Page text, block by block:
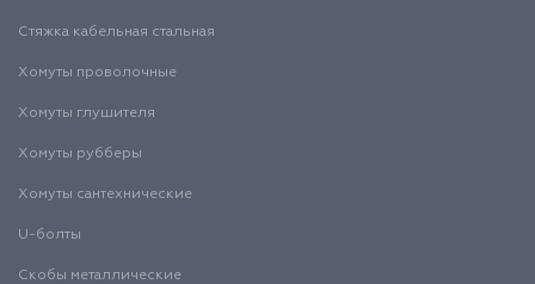
Стяжка кабельная стальная
Хомуты проволочные
Хомуты глушителя
Хомуты рубберы
Хомуты сантехнические
U-болты
Скобы металлические